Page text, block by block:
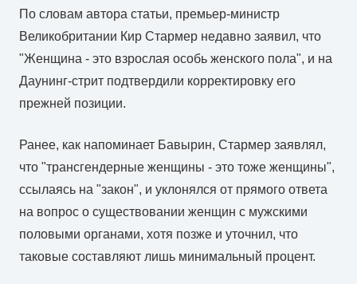
По словам автора статьи, премьер-министр
Великобритании Кир Стармер недавно заявил, что
"Женщина - это взрослая особь женского пола", и на
Даунинг-стрит подтвердили корректировку его
прежней позиции.
Ранее, как напоминает Бавырин, Стармер заявлял,
что "трансгендерные женщины - это тоже женщины",
ссылаясь на "закон", и уклонялся от прямого ответа
на вопрос о существовании женщин с мужскими
половыми органами, хотя позже и уточнил, что
таковые составляют лишь минимальный процент.